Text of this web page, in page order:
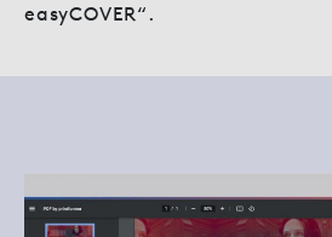
easyCOVER“.